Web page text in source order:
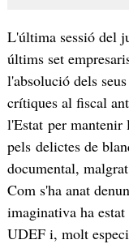
L'última sessió del
últims set
l'absolució dels
crítiques al fiscal
l'Estat per mantenir
pels delictes de
documental,
Com s'ha anat
imaginativa ha estat
UDEF i, molt